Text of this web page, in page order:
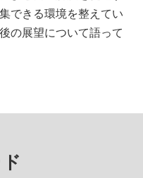
できる環境を整えてい
の展望について語って